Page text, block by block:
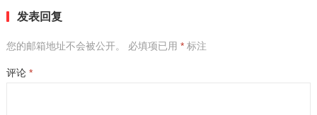
发表回复
您的邮箱地址不会被公开。 必填项已用 *标注
评论 *